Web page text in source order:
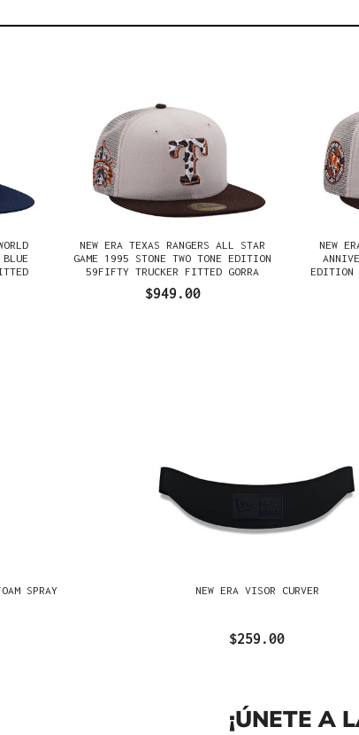
NEW ERA TEXAS RANGERS ALL STAR
GAME 1995 STONE TWO TONE EDITION
59FIFTY TRUCKER FITTED GORRA
$949.00
NEW
EDITION
SPRAY NEW ERA VISOR CURVER
$259.00
¡ÚNETE A